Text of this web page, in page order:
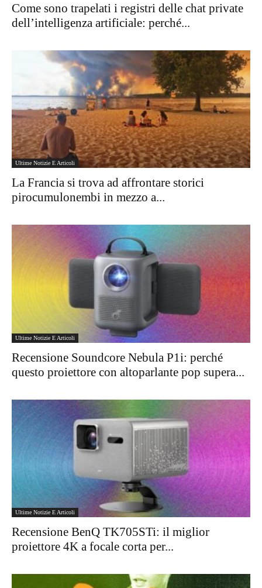
Come sono trapelati i registri delle chat private
dell’intelligenza artificiale: perché...
Ultime Notizie E Articoli
La Francia si trova ad affrontare storici
pirocumulonembi in mezzo a...
Ultime Notizie E Articoli
Recensione Soundcore Nebula P1i: perché
questo proiettore con altoparlante pop supera...
Ultime Notizie E Articoli
Recensione BenQ TK705STi: il miglior
proiettore 4K a focale corta per...